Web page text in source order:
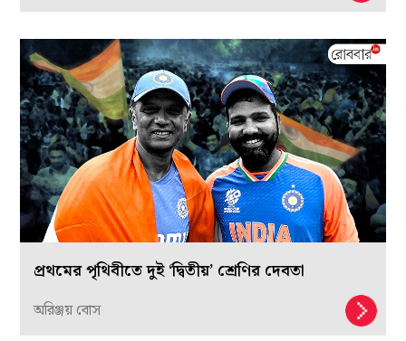
প্রথমের পৃথিবীতে দুই ‘দ্বিতীয়’ শ্রেণির দেবতা
অরিঞ্জয় বোস